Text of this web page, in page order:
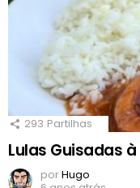
293 Partilhas
Lulas Guisadas
porHugo